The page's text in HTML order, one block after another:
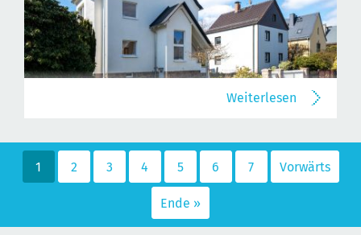
Weiterlesen
1 2 3 4 5 6 7 Vorwärts
Ende »